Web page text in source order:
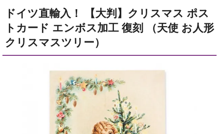
ドイツ直輸入！ 【大判】クリスマス ポス
トカード エンボス加工 復刻 （天使 お人形
クリスマスツリー）